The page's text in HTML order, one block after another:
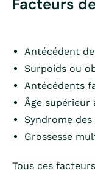
Facteurs
Antécédent
Surpoids ou
Antécédents
Âge supérieur
Syndrome
Grossesse
Tous ces